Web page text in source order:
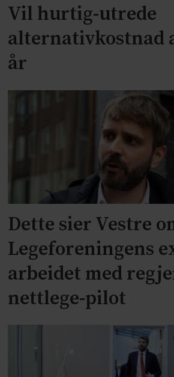
Vil hurtig-utrede
alternativkostnad
år
Dette sier Vestre
Legeforeningens
arbeidet med
nettlege-pilot